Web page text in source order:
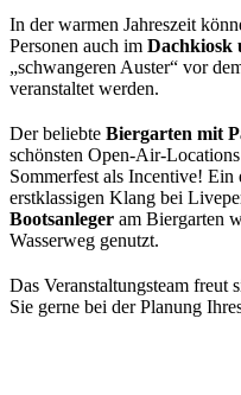
In der warmen Jahreszeit
Personen auch im Dachkiosk
„schwangeren Auster“ vor
veranstaltet werden.
Der beliebte Biergarten mit
schönsten Open-Air-
Sommerfest als Incentive! Ein
erstklassigen Klang bei
Bootsanleger am Biergarten
Wasserweg genutzt.
Das Veranstaltungsteam freut
Sie gerne bei der Planung